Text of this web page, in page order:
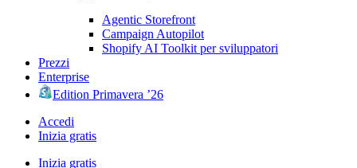
Agentic Storefront
Campaign Autopilot
Shopify AI Toolkit per sviluppatori
Prezzi
Enterprise
Edition Primavera ’26
Accedi
Inizia gratis
Inizia gratis